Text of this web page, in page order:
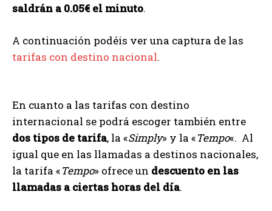
saldrán a 0.05€ el minuto.
A continuación podéis ver una captura de las
tarifas con destino nacional.
En cuanto a las tarifas con destino
internacional se podrá escoger también entre
dos tipos de tarifa, la «Simply» y la «Tempo«. Al
igual que en las llamadas a destinos nacionales,
la tarifa «Tempo» ofrece un descuento en las
llamadas a ciertas horas del día.